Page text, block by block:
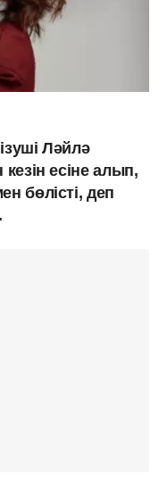
Ләйлә
есіне алып,
бөлісті, деп